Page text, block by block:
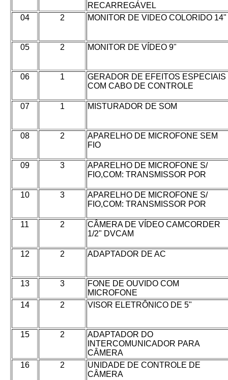
RECARREGÁVEL
04
2 MONITOR DE VIDEO COLORIDO 14"
05 2 MONITOR DE VÍDEO 9"
06 1
GERADOR DE EFEITOS ESPECIAIS
COM CABO DE CONTROLE
07 1 MISTURADOR DE SOM
08 2
APARELHO DE MICROFONE SEM
FIO
09 3
APARELHO DE MICROFONE S/
FIO,COM: TRANSMISSOR POR
10 3
APARELHO DE MICROFONE S/
FIO,COM: TRANSMISSOR POR
11 2
CÂMERA DE VÍDEO CAMCORDER
1/2" DVCAM
12 2 ADAPTADOR DE AC
13 3
FONE DE OUVIDO COM
MICROFONE
14
2 VISOR ELETRÔNICO DE 5"
15 2
ADAPTADOR DO
INTERCOMUNICADOR PARA
CÂMERA
16
2
UNIDADE DE CONTROLE DE
CÂMERA